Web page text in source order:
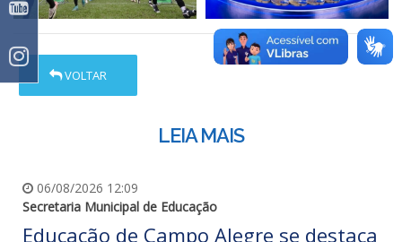
VOLTAR
LEIA MAIS
06/08/2026 12:09
Secretaria Municipal de Educação
Educação de Campo Alegre se destaca